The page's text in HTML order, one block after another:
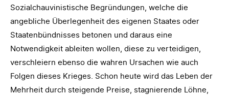
Sozialchauvinistische Begründungen, welche die
angebliche Überlegenheit des eigenen Staates oder
Staatenbündnisses betonen und daraus eine
Notwendigkeit ableiten wollen, diese zu verteidigen,
verschleiern ebenso die wahren Ursachen wie auch
Folgen dieses Krieges. Schon heute wird das Leben der
Mehrheit durch steigende Preise, stagnierende Löhne,